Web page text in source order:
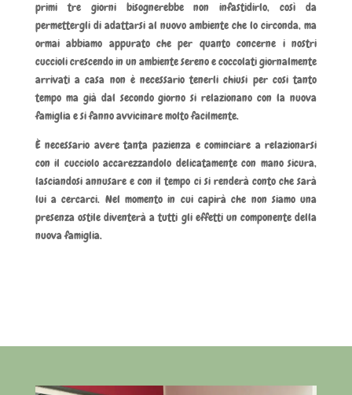
primi tre giorni bisognerebbe non infastidirlo, così da
permettergli di adattarsi al nuovo ambiente che lo circonda, ma
ormai abbiamo appurato che per quanto concerne i nostri
cuccioli crescendo in un ambiente sereno e coccolati giornalmente
arrivati a casa non è necessario tenerli chiusi per cosi tanto
tempo ma già dal secondo giorno si relazionano con la nuova
famiglia e si fanno avvicinare molto facilmente.
È necessario avere tanta pazienza e cominciare a relazionarsi
con il cucciolo accarezzandolo delicatamente con mano sicura,
lasciandosi annusare e con il tempo ci si renderà conto che sarà
lui a cercarci. Nel momento in cui capirà che non siamo una
presenza ostile diventerà a tutti gli effetti un componente della
nuova famiglia.